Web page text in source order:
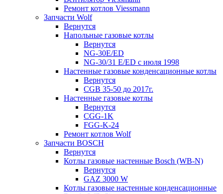
Ремонт котлов Viessmann
Запчасти Wolf
Вернутся
Напольные газовые котлы
Вернутся
NG-30E/ED
NG-30/31 E/ED с июля 1998
Настенные газовые конденсационные котлы
Вернутся
CGB 35-50 до 2017г.
Настенные газовые котлы
Вернутся
CGG-1K
FGG-K-24
Ремонт котлов Wolf
Запчасти BOSCH
Вернутся
Котлы газовые настенные Bosch (WB-N)
Вернутся
GAZ 3000 W
Котлы газовые настенные конденсационные